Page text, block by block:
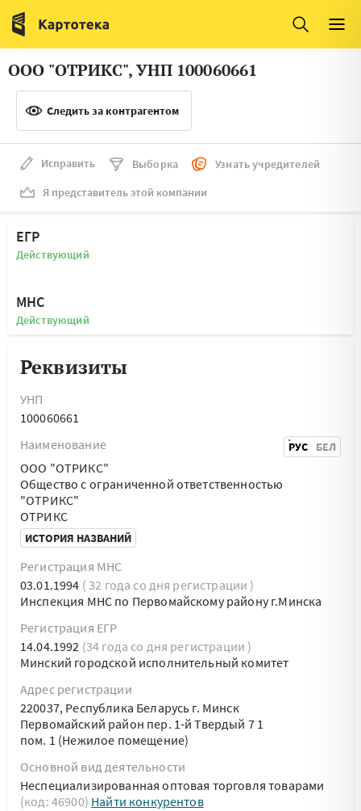
Италия
Люксембург
Литва
Нидерланды
ООО "ОТРИКС", УНП 100060661
Следить за контрагентом
Исправить Выборка
Узнать учредителей
Я представитель этой компании
ЕГР
Действующий
МНС
Действующий
Реквизиты
УНП
100060661
Наименование
РУС БЕЛ
ООО "ОТРИКС"
Общество с ограниченной ответственностью
"ОТРИКС"
ОТРИКС
ИСТОРИЯ НАЗВАНИЙ
Регистрация МНС
03.01.1994 ( 32 года со дня регистрации )
Инспекция МНС по Первомайскому району г.Минска
Регистрация ЕГР
14.04.1992 (34 года со дня регистрации )
Минский городской исполнительный комитет
Адрес регистрации
220037, Республика Беларусь г. Минск
Первомайский район пер. 1-й Твердый 7 1
пом. 1 (Нежилое помещение)
Основной вид деятельности
Неспециализированная оптовая торговля товарами
(код: 46900) Найти конкурентов